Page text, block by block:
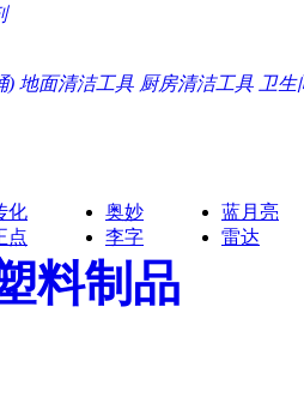
) 地面清洁工具 厨房清洁工具 卫
化 奥妙
蓝月亮
点 李字
雷达
料制品